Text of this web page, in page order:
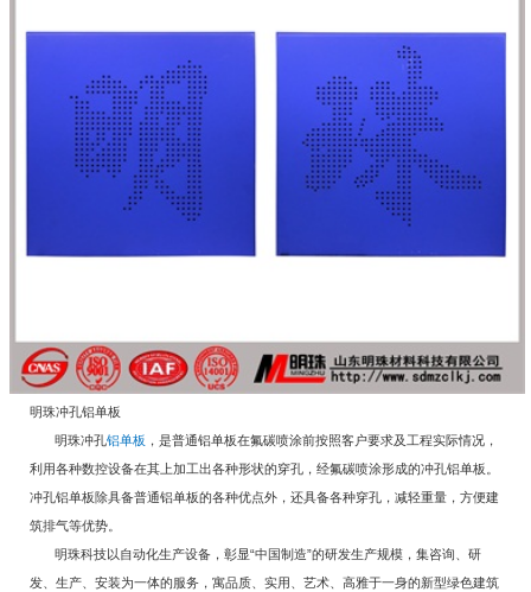
明珠冲孔铝单板
明珠冲孔铝单板 ，是普通铝单板在氟碳喷涂前按照客户要求及工程实际情况，
利用各种数控设备在其上加工出各种形状的穿孔，经氟碳喷涂形成的冲孔铝单板。
冲孔铝单板除具备普通铝单板的各种优点外，还具备各种穿孔，减轻重量，方便建
筑排气等优势。
明珠科技以自动化生产设备，彰显“中国制造”的研发生产规模，集咨询、研
发、生产、安装为一体的服务，寓品质、实用、艺术、高雅于一身的新型绿色建筑